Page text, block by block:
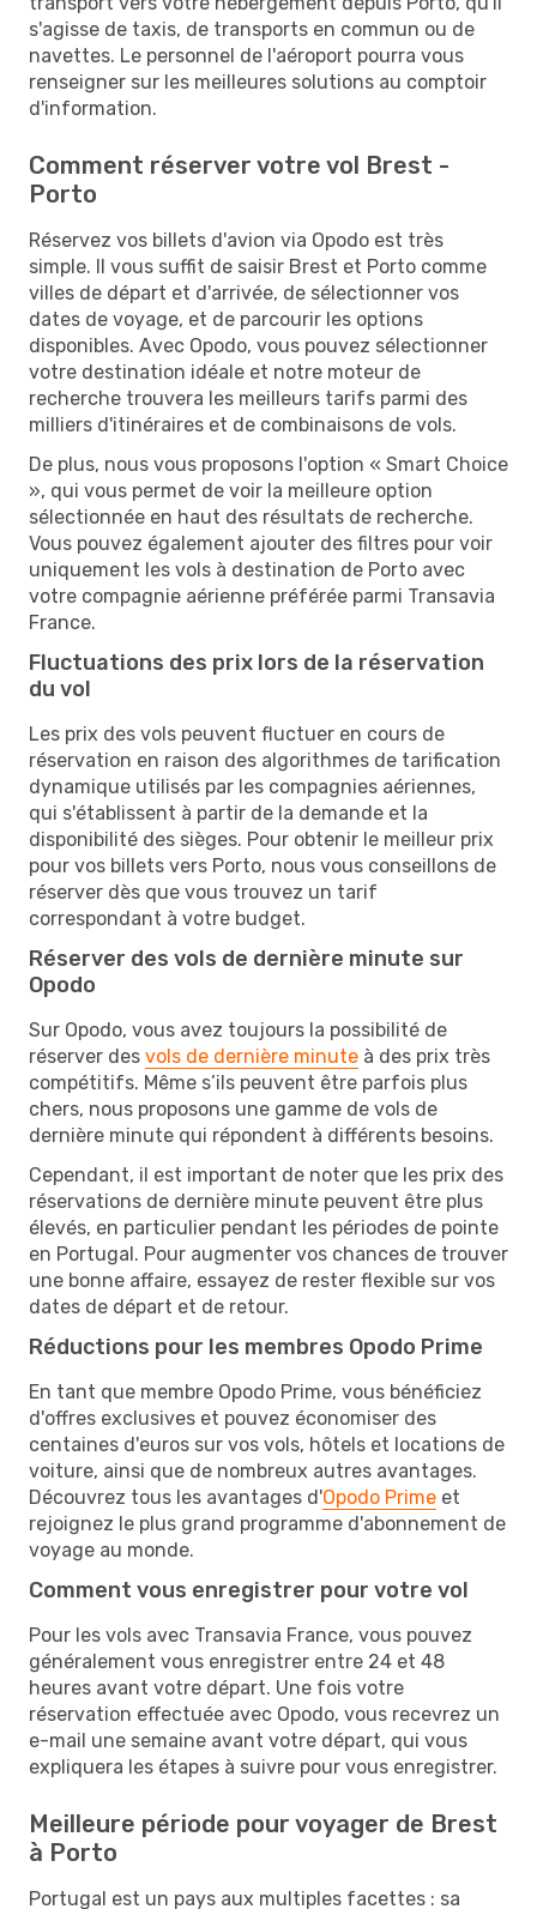
s'agisse de taxis, de transports en commun ou de
navettes. Le personnel de l'aéroport pourra vous
renseigner sur les meilleures solutions au comptoir
d'information.
Comment réserver votre vol Brest -
Porto
Réservez vos billets d'avion via Opodo est très
simple. Il vous suffit de saisir Brest et Porto comme
villes de départ et d'arrivée, de sélectionner vos
dates de voyage, et de parcourir les options
disponibles. Avec Opodo, vous pouvez sélectionner
votre destination idéale et notre moteur de
recherche trouvera les meilleurs tarifs parmi des
milliers d'itinéraires et de combinaisons de vols.
De plus, nous vous proposons l'option « Smart Choice
», qui vous permet de voir la meilleure option
sélectionnée en haut des résultats de recherche.
Vous pouvez également ajouter des filtres pour voir
uniquement les vols à destination de Porto avec
votre compagnie aérienne préférée parmi Transavia
France.
Fluctuations des prix lors de la réservation
du vol
Les prix des vols peuvent fluctuer en cours de
réservation en raison des algorithmes de tarification
dynamique utilisés par les compagnies aériennes,
qui s'établissent à partir de la demande et la
disponibilité des sièges. Pour obtenir le meilleur prix
pour vos billets vers Porto, nous vous conseillons de
réserver dès que vous trouvez un tarif
correspondant à votre budget.
Réserver des vols de dernière minute sur
Opodo
Sur Opodo, vous avez toujours la possibilité de
réserver des vols de dernière minute à des prix très
compétitifs. Même s’ils peuvent être parfois plus
chers, nous proposons une gamme de vols de
dernière minute qui répondent à différents besoins.
Cependant, il est important de noter que les prix des
réservations de dernière minute peuvent être plus
élevés, en particulier pendant les périodes de pointe
en Portugal. Pour augmenter vos chances de trouver
une bonne affaire, essayez de rester flexible sur vos
dates de départ et de retour.
Réductions pour les membres Opodo Prime
En tant que membre Opodo Prime, vous bénéficiez
d'offres exclusives et pouvez économiser des
centaines d'euros sur vos vols, hôtels et locations de
voiture, ainsi que de nombreux autres avantages.
Découvrez tous les avantages d'Opodo Prime et
rejoignez le plus grand programme d'abonnement de
voyage au monde.
Comment vous enregistrer pour votre vol
Pour les vols avec Transavia France, vous pouvez
généralement vous enregistrer entre 24 et 48
heures avant votre départ. Une fois votre
réservation effectuée avec Opodo, vous recevrez un
e-mail une semaine avant votre départ, qui vous
expliquera les étapes à suivre pour vous enregistrer.
Meilleure période pour voyager de Brest
à Porto
Portugal est un pays aux multiples facettes : sa